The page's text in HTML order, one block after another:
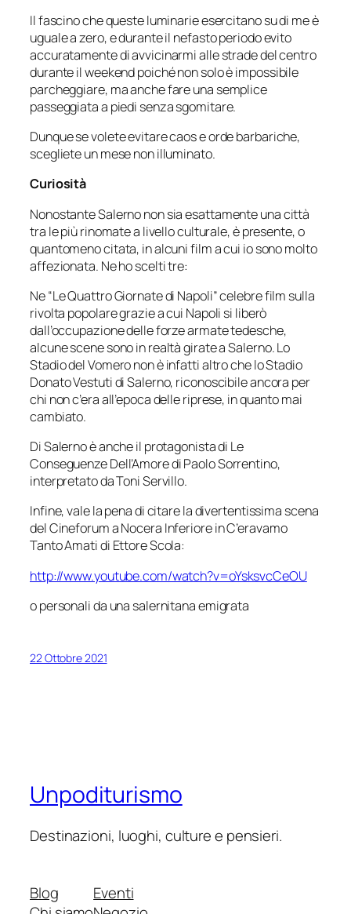
Il fascino che queste luminarie esercitano su di me è
uguale a zero, e durante il nefasto periodo evito
accuratamente di avvicinarmi alle strade del centro
durante il weekend poiché non solo è impossibile
parcheggiare, ma anche fare una semplice
passeggiata a piedi senza sgomitare.
Dunque se volete evitare caos e orde barbariche,
scegliete un mese non illuminato.
Curiosità
Nonostante Salerno non sia esattamente una città
tra le più rinomate a livello culturale, è presente, o
quantomeno citata, in alcuni film a cui io sono molto
affezionata. Ne ho scelti tre:
Ne “Le Quattro Giornate di Napoli” celebre film sulla
rivolta popolare grazie a cui Napoli si liberò
dall’occupazione delle forze armate tedesche,
alcune scene sono in realtà girate a Salerno. Lo
Stadio del Vomero non è infatti altro che lo Stadio
Donato Vestuti di Salerno, riconoscibile ancora per
chi non c’era all’epoca delle riprese, in quanto mai
cambiato.
Di Salerno è anche il protagonista di Le
Conseguenze Dell’Amore di Paolo Sorrentino,
interpretato da Toni Servillo.
Infine, vale la pena di citare la divertentissima scena
del Cineforum a Nocera Inferiore in C’eravamo
Tanto Amati di Ettore Scola:
http://www.youtube.com/watch?v=oYsksvcCeOU
o personali da una salernitana emigrata
22 Ottobre 2021
Unpoditurismo
Destinazioni, luoghi, culture e pensieri.
Blog
Eventi